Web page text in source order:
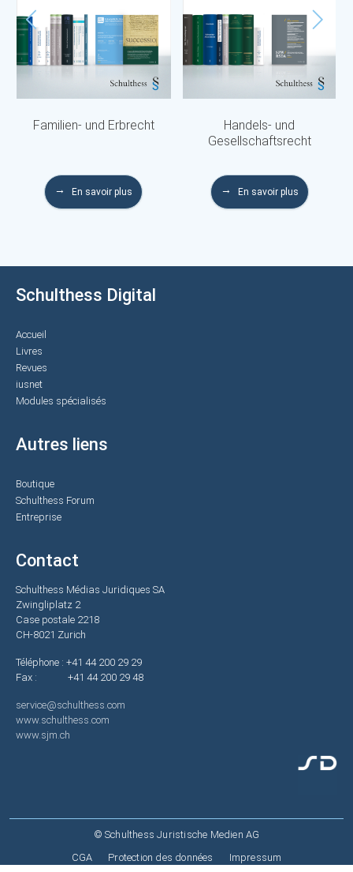
Familien- und Erbrecht
En savoir plus
Handels- und
Gesellschaftsrecht
En savoir plus
Schulthess Digital
Accueil
Livres
Revues
iusnet
Modules spécialisés
Autres liens
Boutique
Schulthess Forum
Entreprise
Contact
Schulthess Médias Juridiques SA
Zwingliplatz 2
Case postale 2218
CH-8021 Zurich
Téléphone : +41 44 200 29 29
Fax : +41 44 200 29 48
service@schulthess.com
www.schulthess.com
www.sjm.ch
© Schulthess Juristische Medien AG
CGA Protection des données Impressum